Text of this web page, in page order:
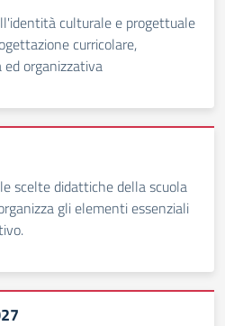
culturale e progettuale
curricolare,
organizzativa
scelte didattiche della scuola
gli elementi essenziali